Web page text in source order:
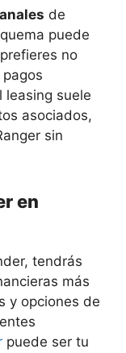
de
puede
no
leasing suele
asociados,
sin
en
tendrás
más
y opciones de
puede ser tu